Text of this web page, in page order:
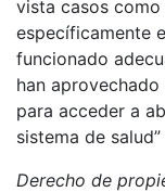
vista casos
específicamente
funcionado
han
para acceder a
sistema de salud”
Derecho de